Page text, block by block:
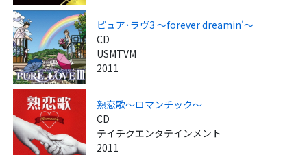
ピュア･ラヴ3 ～forever dreamin'～
CD
USMTVM
2011
熟恋歌～ロマンチック～
CD
テイチクエンタテインメント
2011